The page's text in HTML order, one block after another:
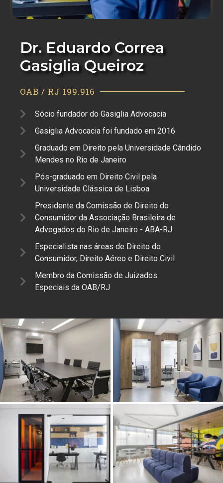
Dr. Eduardo Correa
Gasiglia Queiroz
OAB / RJ 199.916
Sócio fundador do Gasiglia Advocacia
Gasiglia Advocacia foi fundado em 2016
Graduado em Direito pela Universidade Cândido
Mendes no Rio de Janeiro
Pós-graduado em Direito Civil pela
Universidade Clássica de Lisboa
Presidente da Comissão de Direito do
Consumidor da Associação Brasileira de
Advogados do Rio de Janeiro - ABA-RJ
Especialista nas áreas de Direito do
Consumidor, Direito Aéreo e Direito Civil
Membro da Comissão de Juizados
Especiais da OAB/RJ